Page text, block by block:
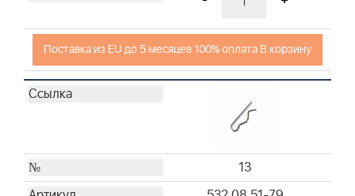
Поставка из EU до 5 месяцев 100% оплата В корзину
13